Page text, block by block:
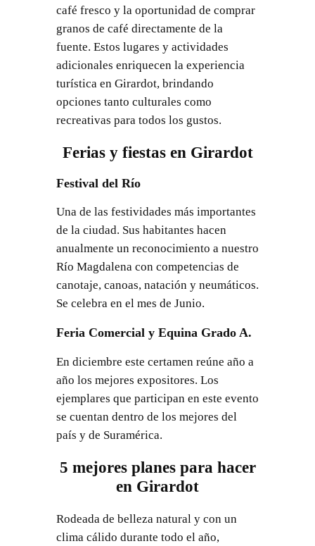
café fresco y la oportunidad de comprar
granos de café directamente de la
fuente. Estos lugares y actividades
adicionales enriquecen la experiencia
turística en Girardot, brindando
opciones tanto culturales como
recreativas para todos los gustos.
Ferias y fiestas en Girardot
Festival del Río
Una de las festividades más importantes
de la ciudad. Sus habitantes hacen
anualmente un reconocimiento a nuestro
Río Magdalena con competencias de
canotaje, canoas, natación y neumáticos.
Se celebra en el mes de Junio.
Feria Comercial y Equina Grado A.
En diciembre este certamen reúne año a
año los mejores expositores. Los
ejemplares que participan en este evento
se cuentan dentro de los mejores del
país y de Suramérica.
5 mejores planes para hacer
en Girardot
Rodeada de belleza natural y con un
clima cálido durante todo el año,